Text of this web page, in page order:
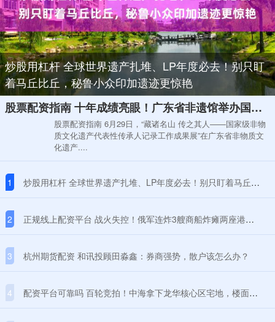
炒股用杠杆 全球世界遗产扎堆、LP年度必去！别只盯
着马丘比丘，秘鲁小众印加遗迹更惊艳
股票配资指南 十年成绩亮眼！广东省非遗馆举办国家级非遗代表性传承人记录工作成果展
股票配资指南 6月29日，“藏诸名山 传之其人——国家级非物
质文化遗产代表性传承人记录工作成果展”在广东省非物质文
化遗产....
1 炒股用杠杆 全球世界遗产扎堆、LP年度必去！别只盯着马丘比丘，秘鲁小众印加遗迹更惊艳
2 正规线上配资平台 战火失控！俄军连炸3艘商船炸瘫两座港口，黑海航运命脉被拦腰斩断
3 杭州期货配资 和讯投顾田淼鑫：券商强势，散户该怎么办？
4 配资平台可靠吗 百轮竞拍！中海拿下龙华核心区宅地，楼面价约3.9万元/㎡